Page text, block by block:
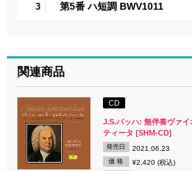
3 第5番 ハ短調 BWV1011
関連商品
CD
J.S.バッハ: 無伴奏ヴァ
ティータ [SHM-CD]
発売日 2021.06.23
価 格 ¥2,420 (税込)